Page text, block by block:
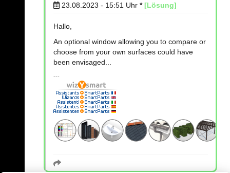
23.08.2023 - 15:51 Uhr * [Lösung]
Hallo,
An optional window allowing you to compare or
choose from your own surfaces could have
been envisaged...